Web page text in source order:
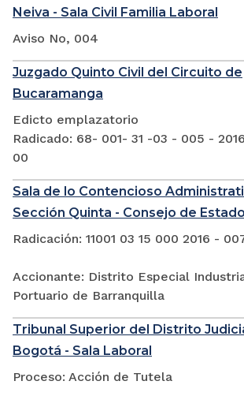
Neiva - Sala Civil Familia Laboral
Aviso No, 004
Juzgado Quinto Civil del Circuito de
Bucaramanga
Edicto emplazatorio
Radicado: 68- 001- 31 -03 - 005 -
00
Sala de lo Contencioso
Sección Quinta - Consejo de Estado
Radicación: 11001 03 15 000 2016 -
Accionante: Distrito Especial
Portuario de Barranquilla
Tribunal Superior del Distrito
Bogotá - Sala Laboral
Proceso: Acción de Tutela